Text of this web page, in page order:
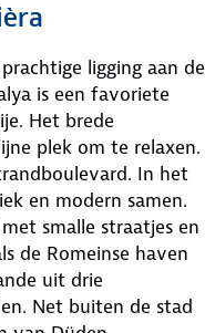
ligging aan de
is een favoriete
Het brede
plek om te relaxen.
In het
en modern samen.
smalle straatjes en
de Romeinse haven
uit drie
Net buiten de stad